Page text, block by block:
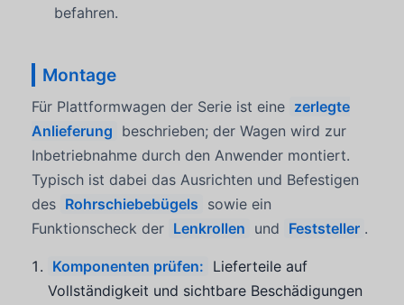
befahren.
Montage
Für Plattformwagen der Serie ist eine zerlegte
Anlieferung beschrieben; der Wagen wird zur
Inbetriebnahme durch den Anwender montiert.
Typisch ist dabei das Ausrichten und Befestigen
des Rohrschiebebügels sowie ein
Funktionscheck der Lenkrollen und Feststeller .
Komponenten prüfen: Lieferteile auf
Vollständigkeit und sichtbare Beschädigungen